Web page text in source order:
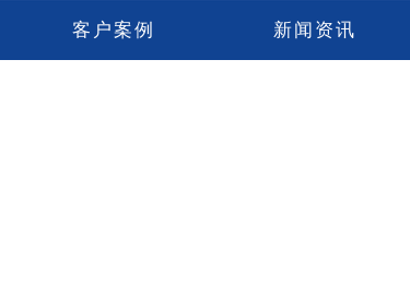
客户案例 新闻资讯